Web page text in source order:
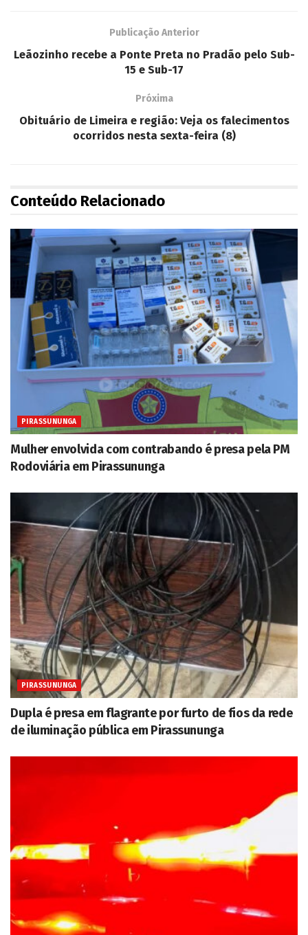
Publicação Anterior
Leãozinho recebe a Ponte Preta no Pradão pelo Sub-
15 e Sub-17
Próxima
Obituário de Limeira e região: Veja os falecimentos
ocorridos nesta sexta-feira (8)
Conteúdo Relacionado
PIRASSUNUNGA
Mulher envolvida com contrabando é presa pela PM
Rodoviária em Pirassununga
PIRASSUNUNGA
Dupla é presa em flagrante por furto de fios da rede
de iluminação pública em Pirassununga